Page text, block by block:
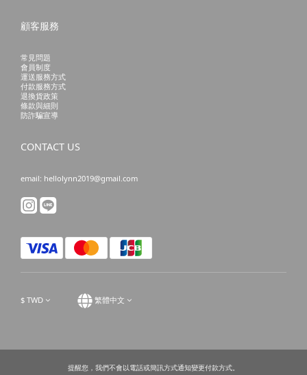
顧客服務
常見問題
會員制度
運送服務方式
付款服務方式
退換貨政策
條款與細則
防詐騙宣導
CONTACT US
email: hellolynn2019@gmail.com
$ TWD 繁體中文
提醒您，我們不會以電話或簡訊方式通知變更付款方式。